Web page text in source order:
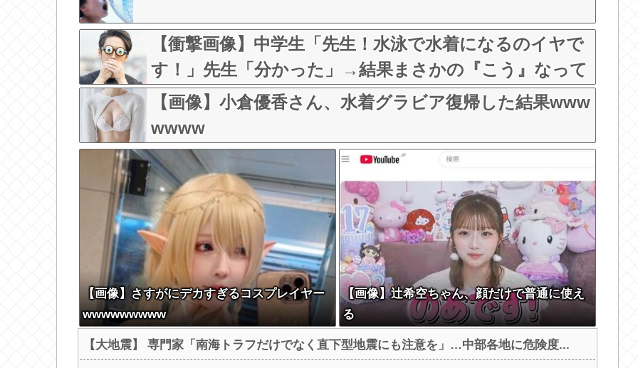
【衝撃画像】中学生「先生！水泳で水着になるのイヤで
す！」先生「分かった」→結果まさかの『こう』なって
しまうw w w w w w w
【画像】小倉優香さん、水着グラビア復帰した結果www
wwww
【画像】さすがにデカすぎるコスプレイヤー
wwwwwwwww
【画像】辻希空ちゃん、顔だけで普通に使え
る
【大地震】 専門家「南海トラフだけでなく直下型地震にも注意を」…中部各地に危険度...